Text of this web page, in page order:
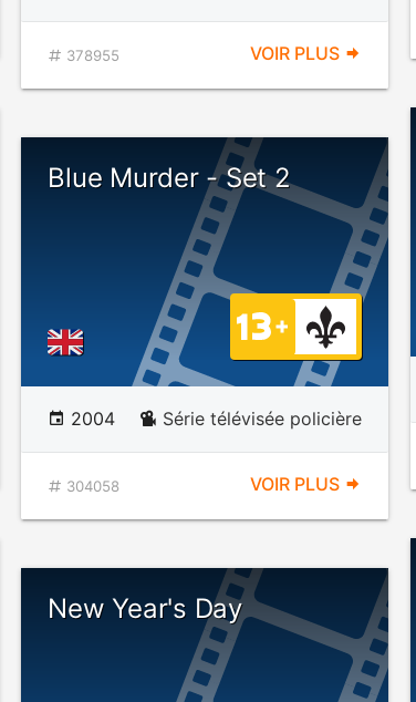
378955 VOIR PLUS
Blue Murder - Set 2
2004 Série télévisée policière
304058 VOIR PLUS
New Year's Day